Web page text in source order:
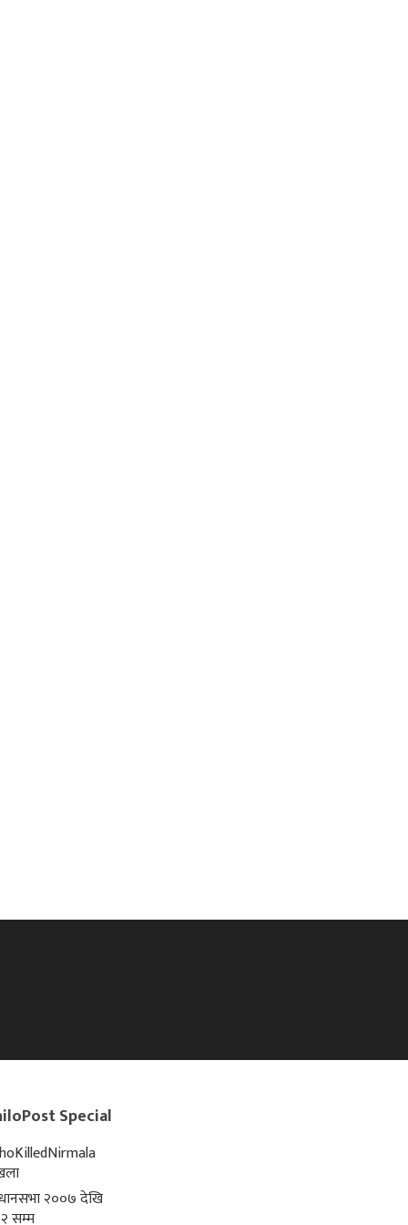
Special
२००७ देखि
सम्म